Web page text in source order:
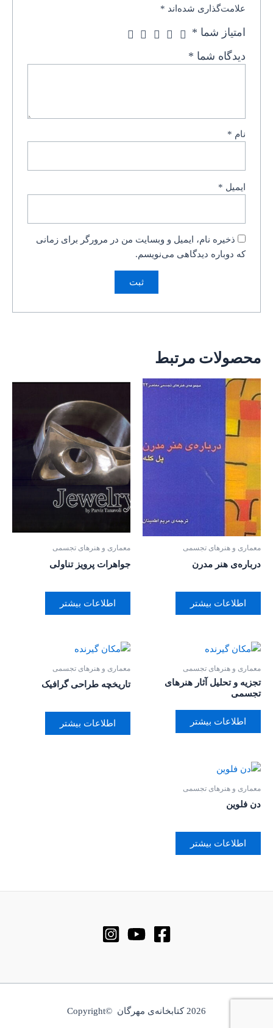
علامت‌گذاری شده‌اند *
امتیاز شما *
دیدگاه شما *
نام *
ایمیل *
ذخیره نام، ایمیل و وبسایت من در مرورگر برای زمانی
که دوباره دیدگاهی می‌نویسم.
محصولات مرتبط
معماری و هنرهای تجسمی
درباره‌ی هنر مدرن
اطلاعات بیشتر
معماری و هنرهای تجسمی
جواهرات پرویز تناولی
اطلاعات بیشتر
معماری و هنرهای تجسمی
تجزیه و تحلیل آثار هنر‌های
تجسمی
اطلاعات بیشتر
معماری و هنرهای تجسمی
تاریخچه طراحی گرافیک
اطلاعات بیشتر
معماری و هنرهای تجسمی
دن فلوین
اطلاعات بیشتر
2026 کتابخانه‌ی مهرگان ©Copyright